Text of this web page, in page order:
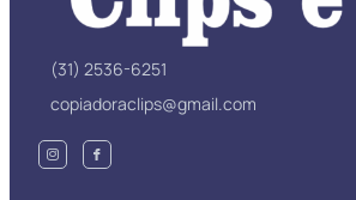
(31) 2536-6251
copiadoraclips@gmail.com